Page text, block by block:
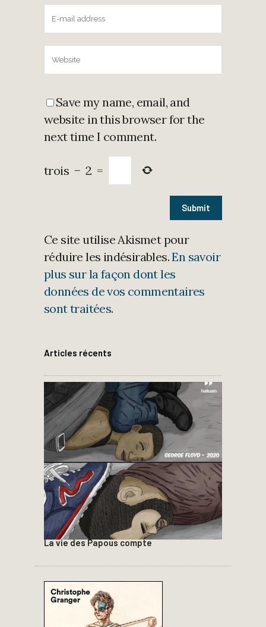
Save my name, email, and
website in this browser for the
next time I comment.
trois − 2 =
Ce site utilise Akismet pour
réduire les indésirables.En savoir
plus sur la façon dont les
données de vos commentaires
sont traitées.
Articles récents
La vie des Papous compte